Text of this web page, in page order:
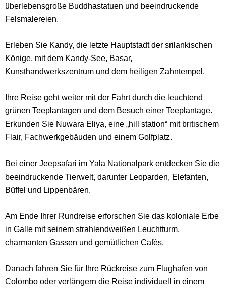
überlebensgroße Buddhastatuen und beeindruckende
Felsmalereien.
Erleben Sie Kandy, die letzte Hauptstadt der srilankischen
Könige, mit dem Kandy-See, Basar,
Kunsthandwerkszentrum und dem heiligen Zahntempel.
Ihre Reise geht weiter mit der Fahrt durch die leuchtend
grünen Teeplantagen und dem Besuch einer Teeplantage.
Erkunden Sie Nuwara Eliya, eine „hill station“ mit britischem
Flair, Fachwerkgebäuden und einem Golfplatz.
Bei einer Jeepsafari im Yala Nationalpark entdecken Sie die
beeindruckende Tierwelt, darunter Leoparden, Elefanten,
Büffel und Lippenbären.
Am Ende Ihrer Rundreise erforschen Sie das koloniale Erbe
in Galle mit seinem strahlendweißen Leuchtturm,
charmanten Gassen und gemütlichen Cafés.
Danach fahren Sie für Ihre Rückreise zum Flughafen von
Colombo oder verlängern die Reise individuell in einem